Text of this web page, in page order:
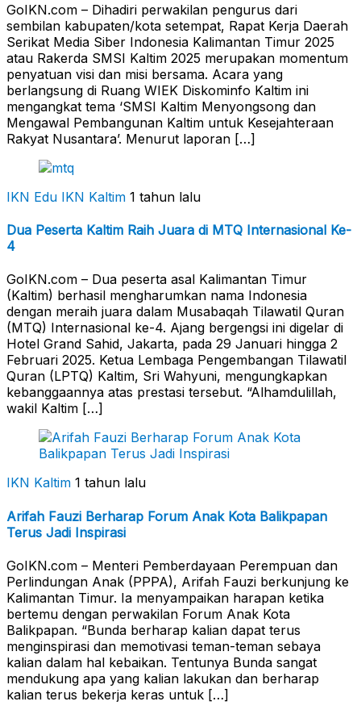
GoIKN.com – Dihadiri perwakilan pengurus dari
sembilan kabupaten/kota setempat, Rapat Kerja Daerah
Serikat Media Siber Indonesia Kalimantan Timur 2025
atau Rakerda SMSI Kaltim 2025 merupakan momentum
penyatuan visi dan misi bersama. Acara yang
berlangsung di Ruang WIEK Diskominfo Kaltim ini
mengangkat tema ‘SMSI Kaltim Menyongsong dan
Mengawal Pembangunan Kaltim untuk Kesejahteraan
Rakyat Nusantara’. Menurut laporan […]
IKN Edu IKN Kaltim 1 tahun lalu
Dua Peserta Kaltim Raih Juara di MTQ Internasional Ke-
4
GoIKN.com – Dua peserta asal Kalimantan Timur
(Kaltim) berhasil mengharumkan nama Indonesia
dengan meraih juara dalam Musabaqah Tilawatil Quran
(MTQ) Internasional ke-4. Ajang bergengsi ini digelar di
Hotel Grand Sahid, Jakarta, pada 29 Januari hingga 2
Februari 2025. Ketua Lembaga Pengembangan Tilawatil
Quran (LPTQ) Kaltim, Sri Wahyuni, mengungkapkan
kebanggaannya atas prestasi tersebut. “Alhamdulillah,
wakil Kaltim […]
IKN Kaltim 1 tahun lalu
Arifah Fauzi Berharap Forum Anak Kota Balikpapan
Terus Jadi Inspirasi
GoIKN.com – Menteri Pemberdayaan Perempuan dan
Perlindungan Anak (PPPA), Arifah Fauzi berkunjung ke
Kalimantan Timur. Ia menyampaikan harapan ketika
bertemu dengan perwakilan Forum Anak Kota
Balikpapan. “Bunda berharap kalian dapat terus
menginspirasi dan memotivasi teman-teman sebaya
kalian dalam hal kebaikan. Tentunya Bunda sangat
mendukung apa yang kalian lakukan dan berharap
kalian terus bekerja keras untuk […]